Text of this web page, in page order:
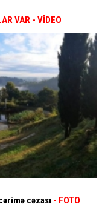
VAR - VİDEO
cəzası - FOTO